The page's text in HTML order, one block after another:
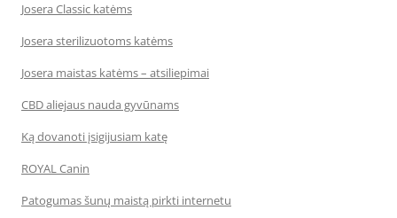
Josera Classic katėms
Josera sterilizuotoms katėms
Josera maistas katėms – atsiliepimai
CBD aliejaus nauda gyvūnams
Ką dovanoti įsigijusiam katę
ROYAL Canin
Patogumas šunų maistą pirkti internetu